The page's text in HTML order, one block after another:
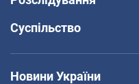
Суспільство
Новини України